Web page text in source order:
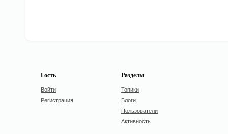
Гость
Войти
Регистрация
Разделы
Топики
Блоги
Пользователи
Активность